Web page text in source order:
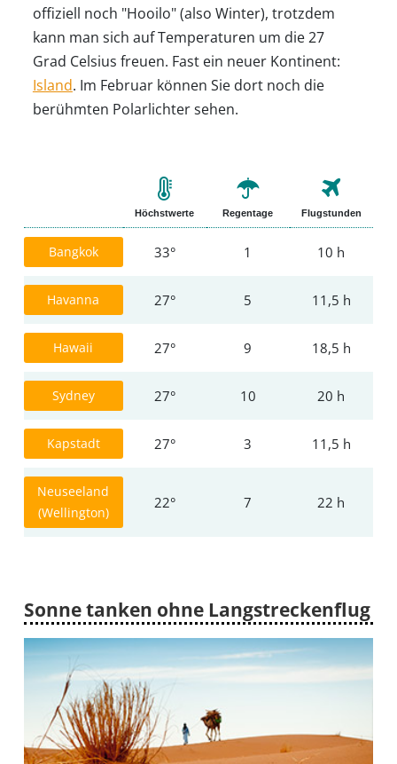
offiziell noch "Hooilo" (also Winter), trotzdem
kann man sich auf Temperaturen um die 27
Grad Celsius freuen. Fast ein neuer Kontinent:
Island. Im Februar können Sie dort noch die
berühmten Polarlichter sehen.
Höchstwerte Regentage Flugstunden
Bangkok 33° 1 10 h
Havanna 27° 5 11,5 h
Hawaii 27° 9 18,5 h
Sydney 27° 10 20 h
Kapstadt 27° 3 11,5 h
Neuseeland
(Wellington)
22° 7 22 h
Sonne tanken ohne Langstreckenflug